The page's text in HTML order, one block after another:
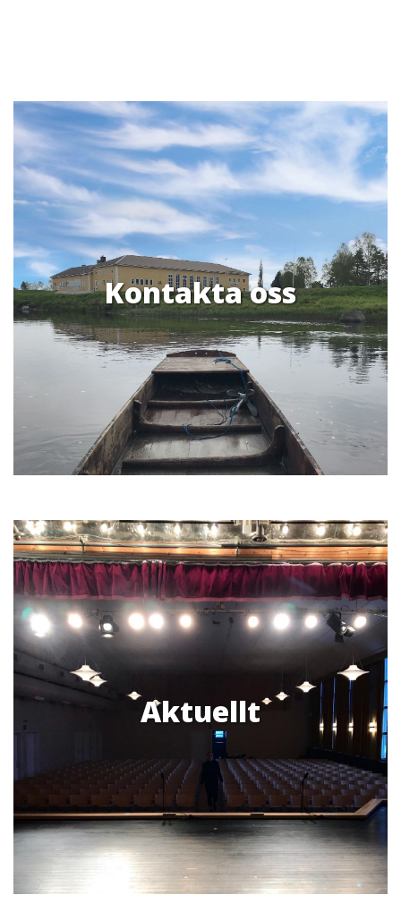
Kontakta oss
Aktuellt